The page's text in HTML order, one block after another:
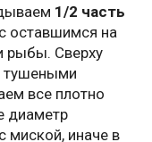
1/2 часть
оставшимся на
рыбы. Сверху
тушеными
все плотно
диаметр
миской, иначе в